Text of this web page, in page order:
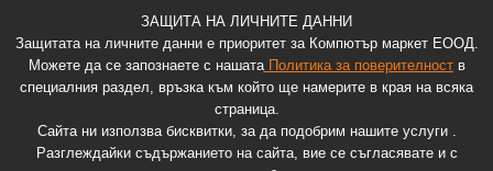
ЗАЩИТА НА ЛИЧНИТЕ ДАННИ
Защитата на личните данни е приоритет за Компютър маркет ЕООД.
Можете да се запознаете с нашатаПолитика за поверителноств
специалния раздел, връзка към който ще намерите в края на всяка
страница.
Сайта ни използва бисквитки, за да подобрим нашите услуги .
Разглеждайки съдържанието на сайта, вие се съгласявате и с